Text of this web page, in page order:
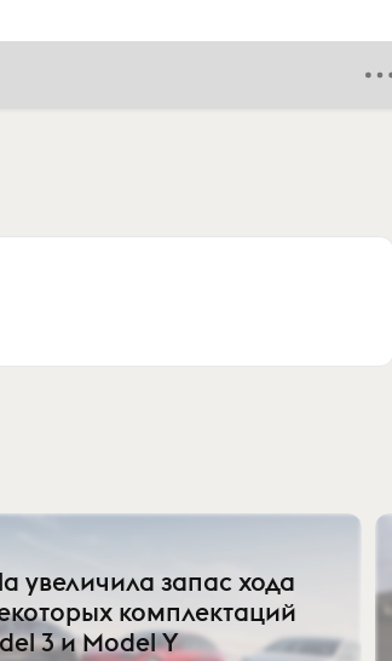
увеличила запас хода
комплектаций
3 и Model Y